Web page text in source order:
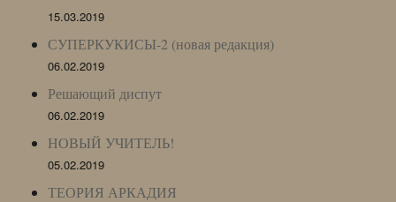
15.03.2019
СУПЕРКУКИСЫ-2 (новая редакция)
06.02.2019
Решающий диспут
06.02.2019
НОВЫЙ УЧИТЕЛЬ!
05.02.2019
ТЕОРИЯ АРКАДИЯ